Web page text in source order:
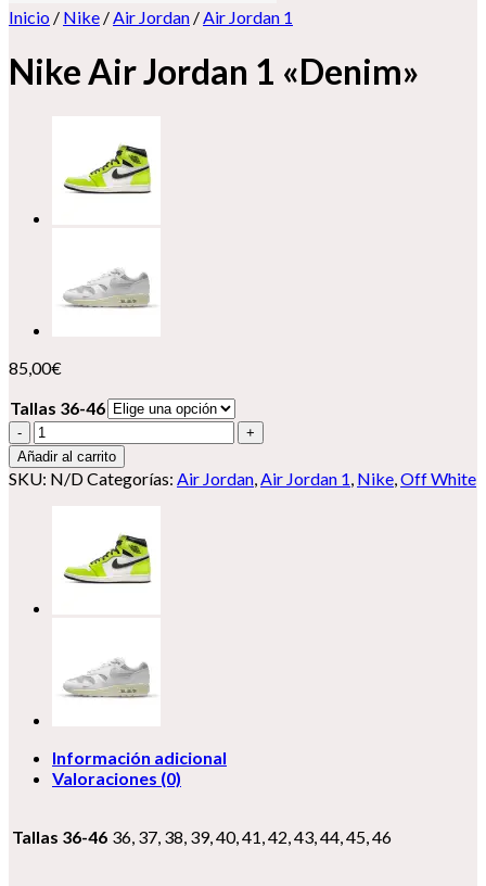
Inicio / Nike /Air Jordan /Air Jordan 1
Nike Air Jordan 1 «Denim»
85,00€
Tallas 36-46
Nike
Air
Jordan
1
Añadir al carrito
SKU: N/DCategorías: Air Jordan,Air Jordan 1, Nike,Off White
Información adicional
Valoraciones (0)
Tallas 36-46 36, 37, 38, 39, 40, 41, 42, 43, 44, 45, 46